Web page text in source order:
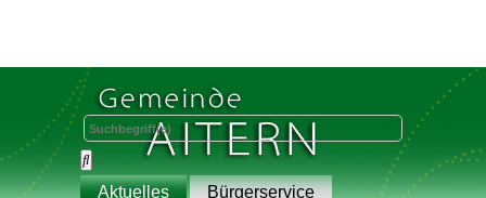
Aktuelles
Bürgerservice